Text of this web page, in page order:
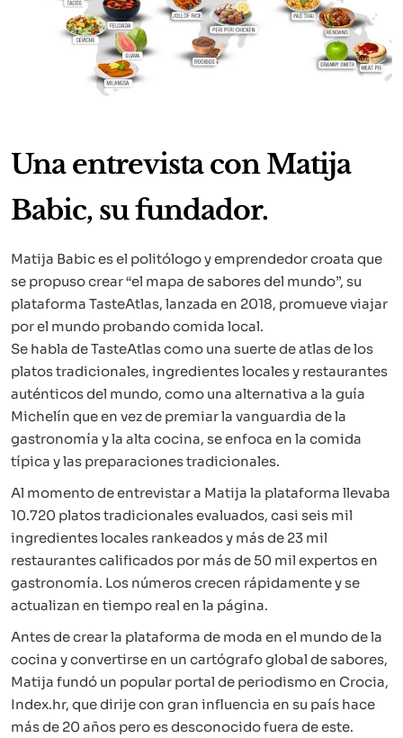
Una entrevista con Matija
Babic, su fundador.
Matija Babic es el politólogo y emprendedor croata que
se propuso crear “el mapa de sabores del mundo”, su
plataforma TasteAtlas, lanzada en 2018, promueve viajar
por el mundo probando comida local.
Se habla de TasteAtlas como una suerte de atlas de los
platos tradicionales, ingredientes locales y restaurantes
auténticos del mundo, como una alternativa a la guía
Michelín que en vez de premiar la vanguardia de la
gastronomía y la alta cocina, se enfoca en la comida
típica y las preparaciones tradicionales.
Al momento de entrevistar a Matija la plataforma llevaba
10.720 platos tradicionales evaluados, casi seis mil
ingredientes locales rankeados y más de 23 mil
restaurantes calificados por más de 50 mil expertos en
gastronomía. Los números crecen rápidamente y se
actualizan en tiempo real en la página.
Antes de crear la plataforma de moda en el mundo de la
cocina y convertirse en un cartógrafo global de sabores,
Matija fundó un popular portal de periodismo en Crocia,
Index.hr, que dirije con gran influencia en su país hace
más de 20 años pero es desconocido fuera de este.